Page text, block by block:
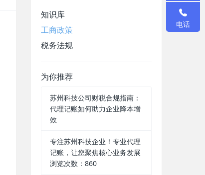
知识库
工商政策
税务法规
为你推荐
苏州科技公司财税合规指南：
代理记账如何助力企业降本增
效
专注苏州科技企业！专业代理
记账，让您聚焦核心业务发展
浏览次数：860
电话